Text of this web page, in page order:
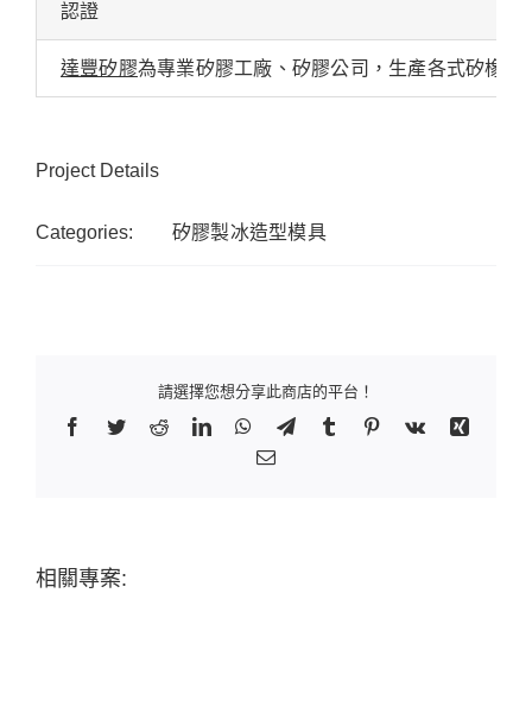
認證
達豐矽膠為專業矽膠工廠、矽膠公司，生產各式矽橡
Project Details
Categories: 矽膠製冰造型模具
請選擇您想分享此商店的平台！
Facebook
TwitterRedditLinkedInWhatsApp
TelegramTumblr Pinterest
Vk
Xing
Email:
相關專案: